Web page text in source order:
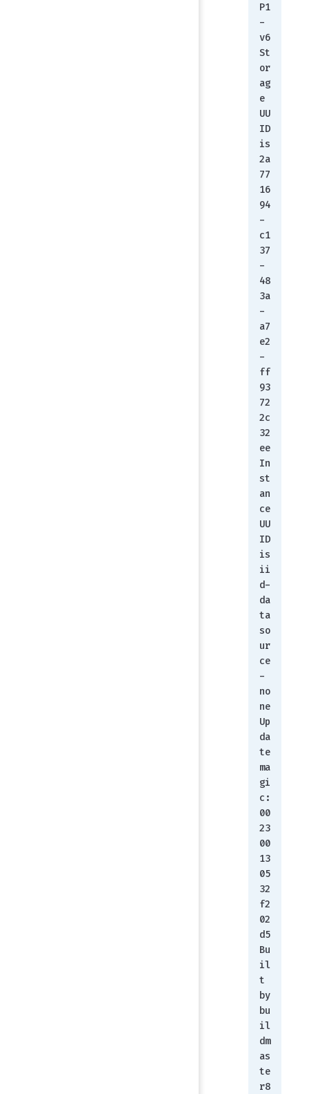
P1
-
v6
St
or
ag
e
UU
ID
is
2a
77
16
94
-
c1
37
-
48
3a
-
a7
e2
-
ff
93
72
2c
32
ee
In
st
an
ce
UU
ID
is
ii
d-
da
ta
so
ur
ce
-
no
ne
Up
da
te
ma
gi
c:
00
23
00
13
05
32
f2
02
d5
Bu
il
t
by
bu
il
dm
as
te
r8